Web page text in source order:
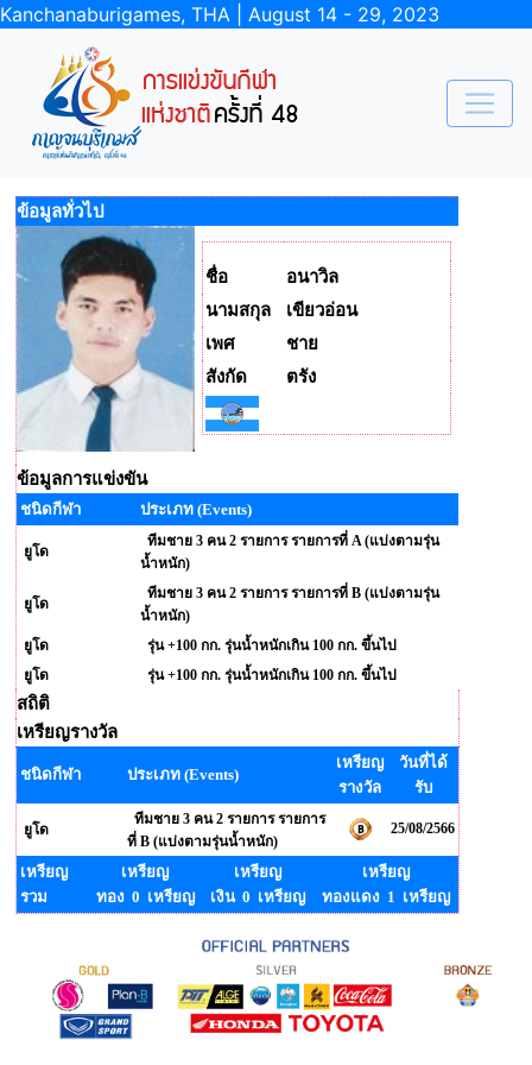
Kanchanaburigames, THA | August 14 - 29, 2023
ข้อมูลทั่วไป
ชื่อ
อนาวิล
นามสกุล
เขียวอ่อน
เพศ
ชาย
สังกัด
ตรัง
ข้อมูลการแข่งขัน
ชนิดกีฬา ประเภท (Events)
ยูโด
ทีมชาย 3 คน 2 รายการ รายการที่ A (แบ่งตามรุ่น
น้ำหนัก)
ยูโด
ทีมชาย 3 คน 2 รายการ รายการที่ B (แบ่งตามรุ่น
น้ำหนัก)
ยูโด
รุ่น +100 กก. รุ่นน้ำหนักเกิน 100 กก. ขึ้นไป
ยูโด
รุ่น +100 กก. รุ่นน้ำหนักเกิน 100 กก. ขึ้นไป
สถิติ
เหรียญรางวัล
ชนิดกีฬา ประเภท (Events)
เหรียญ
รางวัล
วันที่ได้
รับ
ยูโด
ทีมชาย 3 คน 2 รายการ รายการ
ที่ B (แบ่งตามรุ่นน้ำหนัก)
25/08/2566
เหรียญ
รวม
เหรียญ
ทอง 0 เหรียญ
เหรียญ
เงิน 0 เหรียญ
เหรียญ
ทองแดง 1 เหรียญ